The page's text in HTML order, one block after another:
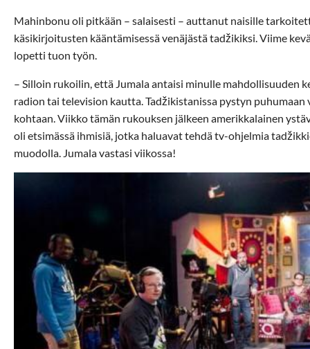
Mahinbonu oli pitkään – salaisesti – auttanut naisille
käsikirjoitusten kääntämisessä venäjästä tadžikiksi. Viime
lopetti tuon työn.
– Silloin rukoilin, että Jumala antaisi minulle mahdollisuuden
radion tai television kautta. Tadžikistanissa pystyn puhumaan
kohtaan. Viikko tämän rukouksen jälkeen amerikkalainen
oli etsimässä ihmisiä, jotka haluavat tehdä tv-ohjelmia
muodolla. Jumala vastasi viikossa!